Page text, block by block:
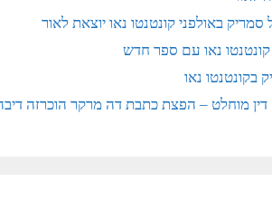
באולפני קונטנטו נאו יוצאת לאור
נאו עם ספר חדש
בקונטנטו נאו